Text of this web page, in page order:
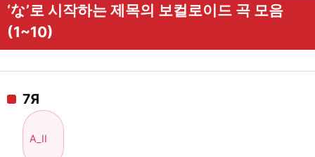
‘な’로 시작하는 제목의 보컬로이드 곡 모음
(1~10)
7Я
A_II